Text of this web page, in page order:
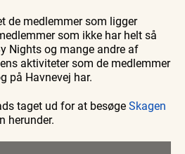
de medlemmer som ligger
som ikke har helt så
Nights og mange andre af
aktiviteter som de medlemmer
på Havnevej har.
taget ud for at besøgeSkagen
herunder.